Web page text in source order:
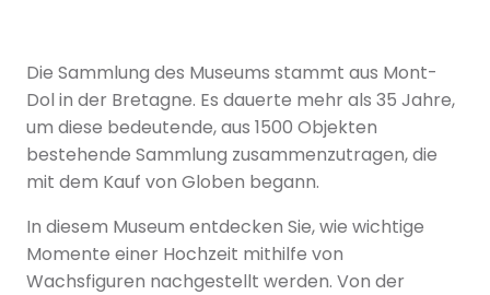
Die Sammlung des Museums stammt aus Mont-
Dol in der Bretagne. Es dauerte mehr als 35 Jahre,
um diese bedeutende, aus 1500 Objekten
bestehende Sammlung zusammenzutragen, die
mit dem Kauf von Globen begann.
In diesem Museum entdecken Sie, wie wichtige
Momente einer Hochzeit mithilfe von
Wachsfiguren nachgestellt werden. Von der